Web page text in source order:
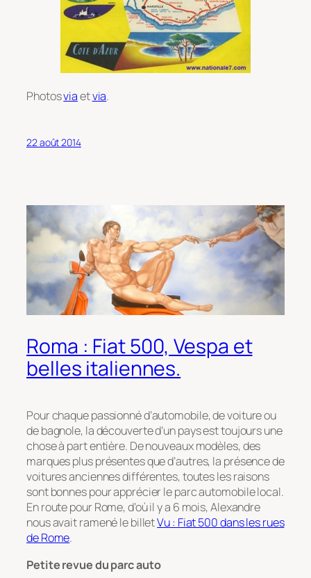
Photosviaetvia.
22 août 2014
Roma : Fiat 500, Vespa et
belles italiennes.
Pour chaque passionné d’automobile, de voiture ou
de bagnole, la découverte d’un pays est toujours une
chose à part entière. De nouveaux modèles, des
marques plus présentes que d’autres, la présence de
voitures anciennes différentes, toutes les raisons
sont bonnes pour apprécier le parc automobile local.
En route pour Rome, d’où il y a 6 mois, Alexandre
nous avait ramené le billetVu : Fiat 500 dans les rues
de Rome.
Petite revue du parc auto